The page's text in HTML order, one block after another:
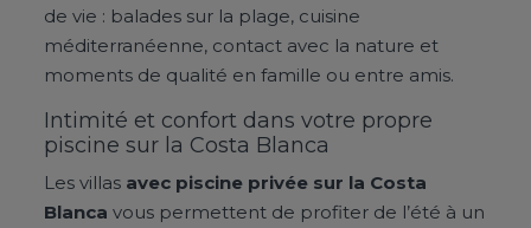
de vie : balades sur la plage, cuisine
méditerranéenne, contact avec la nature et
moments de qualité en famille ou entre amis.
Intimité et confort dans votre propre
piscine sur la Costa Blanca
Les villas avec piscine privée sur la Costa
Blanca vous permettent de profiter de l’été à un